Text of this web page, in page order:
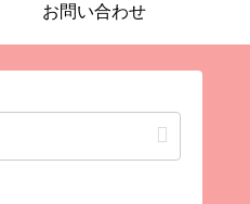
お問い合わせ